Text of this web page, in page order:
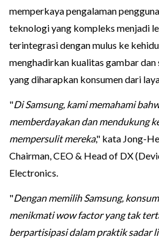
memperkaya pengalaman
teknologi yang kompleks menjadi
terintegrasi dengan mulus ke
menghadirkan kualitas gambar dan
yang diharapkan konsumen dari
"Di Samsung, kami memahami
memberdayakan dan mendukung
mempersulit mereka," kata Jong-
Chairman, CEO & Head of DX
Electronics.
"Dengan memilih Samsung,
menikmati wow factor yang tak
berpartisipasi dalam praktik sadar